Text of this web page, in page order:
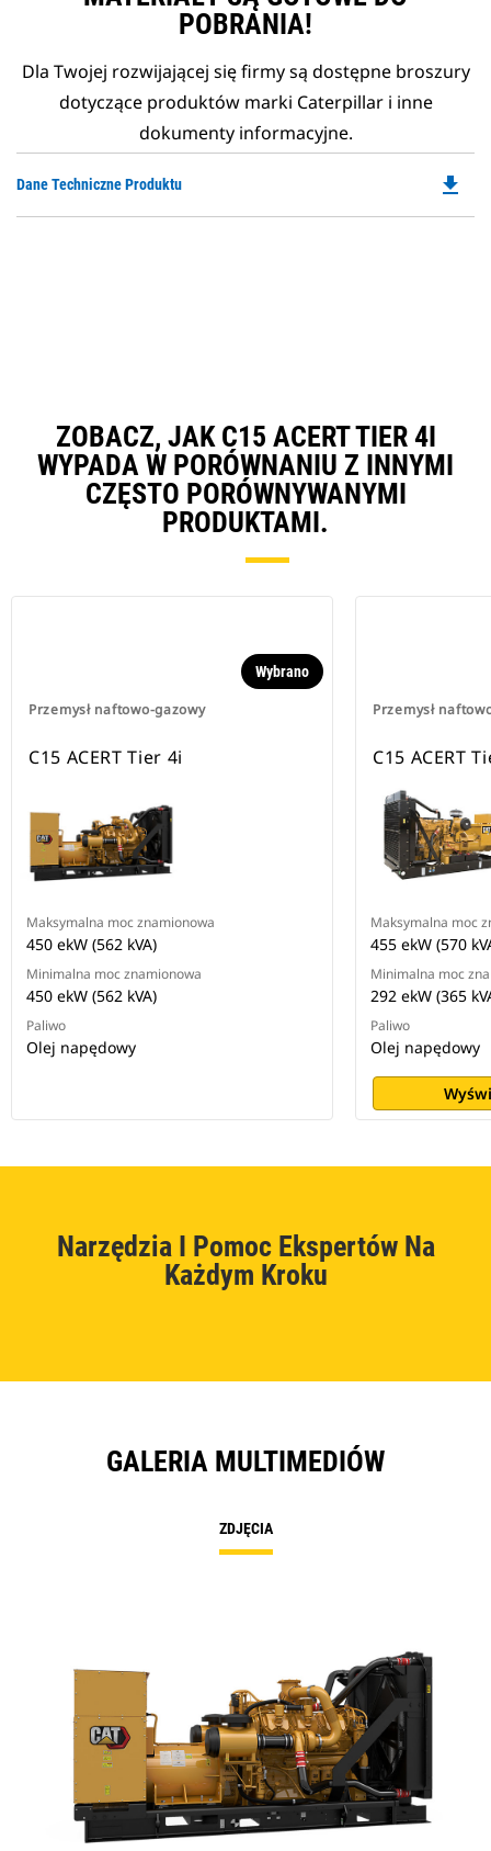
POBRANIA!
Dla Twojej rozwijającej się firmy są dostępne broszury
dotyczące produktów marki Caterpillar i inne
dokumenty informacyjne.
Dane Techniczne Produktu file_download
ZOBACZ, JAK C15 ACERT TIER 4I
WYPADA W PORÓWNANIU Z INNYMI
CZĘSTO PORÓWNYWANYMI
PRODUKTAMI.
Przemysł naftowo-gazowy
Wybrano
C15 ACERT Tier 4i
Maksymalna moc znamionowa
450 ekW (562 kVA)
Minimalna moc znamionowa
450 ekW (562 kVA)
Paliwo
Olej napędowy
Przemysł
C15 ACERT
Maksymalna moc
455 ekW (570
Minimalna moc
292 ekW (365
Paliwo
Olej napędowy
Narzędzia I Pomoc Ekspertów Na
Każdym Kroku
GALERIA MULTIMEDIÓW
ZDJĘCIA